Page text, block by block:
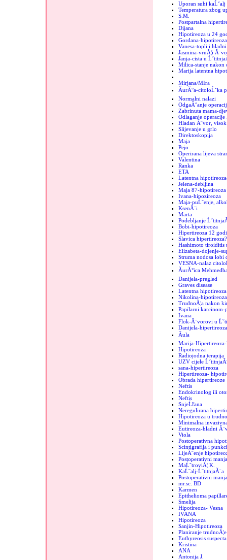
Uporan suhi kaĹˇalj
Temperatura zbog
S.M.
Postpartalna
Dijana
Hipotireoza u 24
Gordana-hipotireoza
Vanesa-topli i
Jasmina-vruĂ¦i
Janja-cista u
Milica-stanje nakon
Marija latentna
Mirjana/MIra
ĂurĂ°a-citoloĹˇka
Normalni nalazi
OdgaĂ°anje
Zabrinuta mama-
Odlaganje
Hladan Ă¨vor,
Slijevanje u grlo
Direktoskopija
Maja
Pejo
Operirana lijeva
Valentina
Ranka
ETA
Latentna
Jelena-debljina
Maja 87-hipotireoza
Ivana-hipozireoza
Maja-puĹˇenje,
KsenĂ¨i
Marta
Podebljanje
Bobi-hipotireoza
Hipertireoza 12
Slavica hipertireoza?
Hashimoto tiroiditis
Elizabeta-dojenje-
Struma nodosa lobi
VESNA-nalaz
ĂurĂ°ica
Danijela-pregled
Graves disease
Latentna hipotireoza
Nikolina-hipotireoza
TrudnoĂ¦a nakon
Papilarni karcinom-
Ivana
Flok-Ă¨vorovi u
Danijela-hipertireoza
Ăula
Marija-
Hipotireoza
Radiojodna terapija
UZV cijele
sana-hipertireoza
Hipertireoza-
Obrada hipertireoze
Neftis
Endokrinolog ili
Neftis
SnjeĹľana
Neregulirana
Hipotireoza u
Minimalna
Eutireoza-hladni
Viola
Postoperativna
Scintigrafija i
LijeĂ¨enje
Postoperativni
MaĹˇtroviĂ¦ K.
KaĹˇalj-ĹˇtitnjaĂ¨a
Postoperativni
mr.sc. BD
Karmen
Epithelioma
Smelija
Hipotireoza- Vesna
IVANA
Hipotireoza
Sanjin-Hipotireoza
Planiranje trudnoĂ¦e
Euthyreosis suspecta
Kristina
ANA
Antonija J.